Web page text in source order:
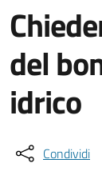
del
idrico
Condividi